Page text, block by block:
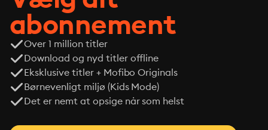
abonnement
Over 1 million titler
Download og nyd titler offline
Eksklusive titler + Mofibo Originals
Børnevenligt miljø (Kids Mode)
Det er nemt at opsige når som helst